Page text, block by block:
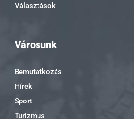
Választások
Városunk
Bemutatkozás
Hírek
Sport
Turizmus